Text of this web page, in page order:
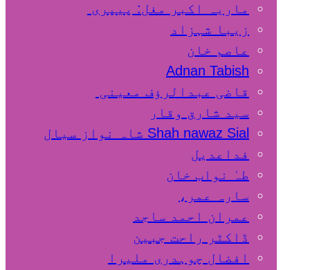
ماریہ اکبر مغل: پیپری
زیبا شہزاد
عاصم خان
Adnan Tabish
قاضی عبدالرؤف معینی
سید شارق وقار
Shah nawaz Sial شاہ نواز سیال
فداعدیل
طہٰ نواب خان
سارہ عمر،
عمران احمد ساجد
ڈاکٹر راحت جبین
افضال چوہدری ملیرا